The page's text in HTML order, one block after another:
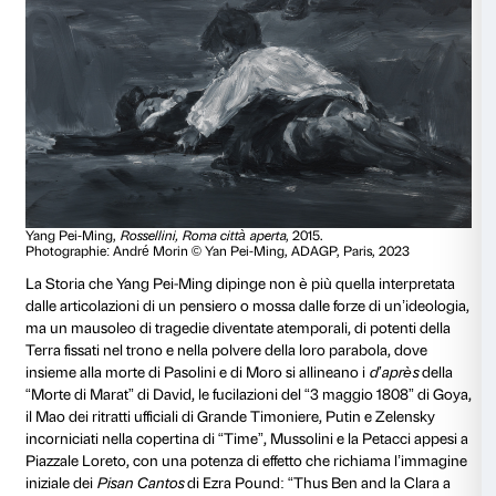
soggetti è desunta dalle foto dei giornali, da
immagini private come dai capolavori della storia
sublime iconografia religiosa, quella stessa su cui
sua raffinata cultura figurativa, ricompone il
suo cinema, dove la passione di Cristo torna più
destino di personaggi “umili”, come il ladrone
o il figlio di Mamma Roma legato in carcere al letto
inquadrato dalla macchina da presa secondo il
un “Cristo morto”. Proprio da quest’ultima
RomaYang Pei-Ming aveva ricavato un quadro
mostra romana a Villa Medici, per la quale l’artista
suo modo anche il più eminente fotogramma del
italiano, quello di Anna Magnani crivellata dalle
tedesche inRoma città aperta.